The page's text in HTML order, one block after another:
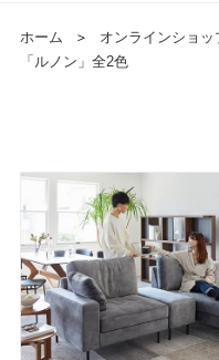
ホーム ＞ オンラインショッ
「ルノン」全2色